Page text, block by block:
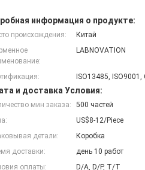
информация о продукте:
происхождения:
Китай
LABNOVATION
ISO13485, ISO9001,
и доставка Условия:
мин заказа:
500 частей
US$8-12/Piece
детали:
Коробка
доставки:
день 10 работ
оплаты:
D/A, D/P, T/T